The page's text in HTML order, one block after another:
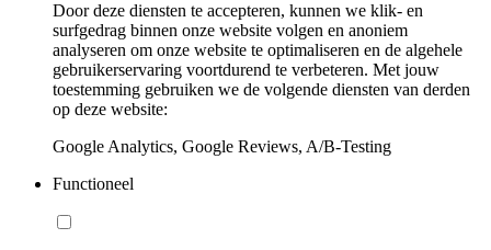
Door deze diensten te accepteren, kunnen we klik- en
surfgedrag binnen onze website volgen en anoniem
analyseren om onze website te optimaliseren en de algehele
gebruikerservaring voortdurend te verbeteren. Met jouw
toestemming gebruiken we de volgende diensten van derden
op deze website:
Google Analytics, Google Reviews, A/B-Testing
Functioneel